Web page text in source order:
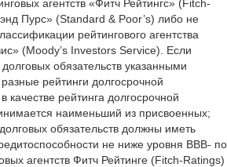
агентств «Фитч Рейтингс» (Fitch-
Пурс» (Standard & Poor’s) либо не
рейтингового агентства
(Moody’s Investors Service). Если
обязательств указанными
рейтинги долгосрочной
качестве рейтинга долгосрочной
наименьший из присвоенных;
обязательств должны иметь
не ниже уровня ВВВ- по
агентств Фитч Рейтинге (Fitch-Ratings)